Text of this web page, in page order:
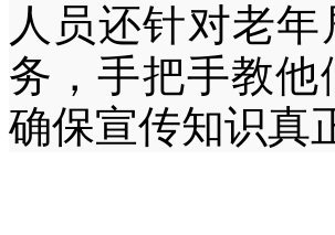
人员还针对老
务，手把手教
确保宣传知识真